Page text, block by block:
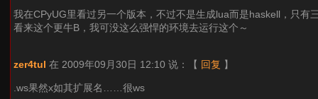
我在CPyUG里看过另一个版本，不过不是生成lua而是haskell，只有三
看来这个更牛B，我可没这么强悍的环境去运行这个～
zer4tul 在 2009年09月30日 12:10 说： 【 回复 】
.ws果然x如其扩展名……很ws